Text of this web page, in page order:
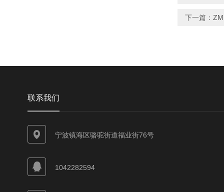
下一篇：
联系我们
宁波镇海区骆驼街道福业街76号
1042282594